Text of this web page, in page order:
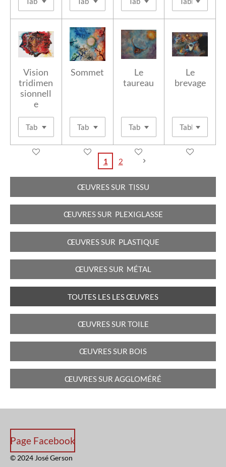
Vision
tridimen
sionnell
e
Sommet
Le
taureau
Le
brevage
1 2
ŒUVRESSUR TISSU
ŒUVRESSUR PLEXIGLASSE
ŒUVRESSUR PLASTIQUE
ŒUVRESSUR MÉTAL
TOUTES LES LESŒUVRES
ŒUVRESSUR TOILE
ŒUVRESSUR BOIS
ŒUVRESSUR AGGLOMÉRÉ
Page Facebook
© 2024 José Gerson